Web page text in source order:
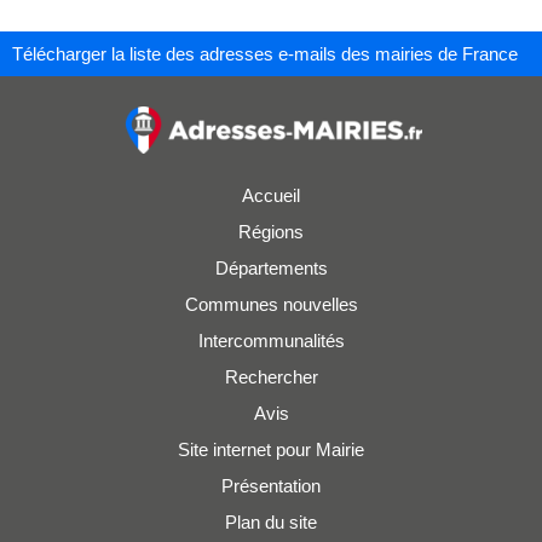
Télécharger la liste des adresses e-mails des mairies de France
Accueil
Régions
Départements
Communes nouvelles
Intercommunalités
Rechercher
Avis
Site internet pour Mairie
Présentation
Plan du site